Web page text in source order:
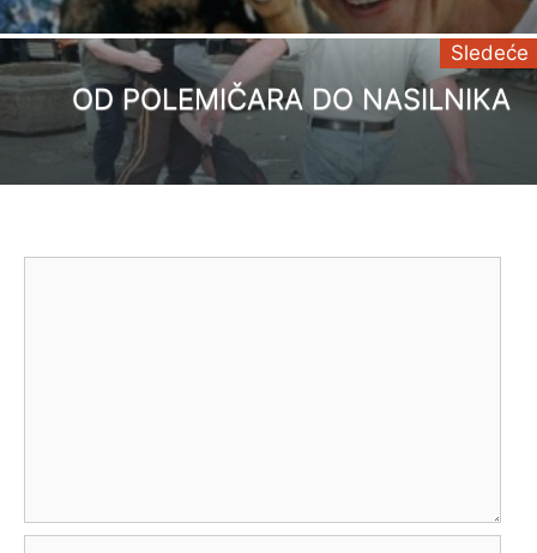
OD POLEMIČARA DO NASILNIKA
Sledeće